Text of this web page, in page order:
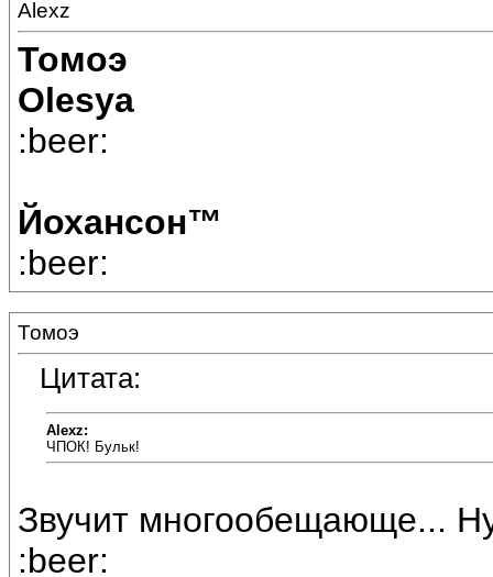
Alexz
Томоэ
Olesya
:beer:
Йохансон™
:beer:
Томоэ
Цитата:
Alexz:
ЧПОК! Бульк!
Звучит многообещающе...
:beer: